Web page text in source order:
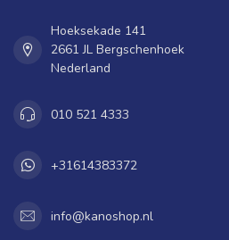
Hoeksekade 141
2661 JL Bergschenhoek
Nederland
010 521 4333
+31614383372
info@kanoshop.nl